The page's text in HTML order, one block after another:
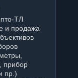
ТЛ
и продажа
прибор
пр.)